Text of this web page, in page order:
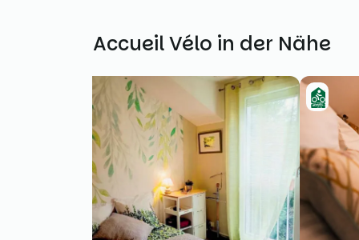
Weitere Accueil Vélo in der Nähe